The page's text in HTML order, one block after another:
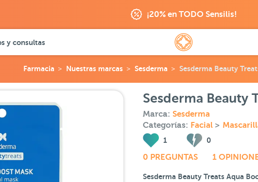
¡20% en TODO Sensilis!
y consultas
Farmacia Nuestras marcas Sesderma Sesderma Beauty
Sesderma Beauty
Marca: Sesderma
Categorías: Facial >
1 0
0 PREGUNTAS 1
Sesderma Beauty Treats Aqua